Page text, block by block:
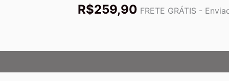
quantidade
R$259,90 FRETE GRÁTIS -